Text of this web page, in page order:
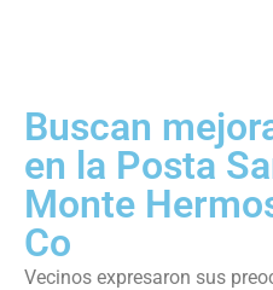
Buscan
en la Posta
Monte
Co
Vecinos expresaron sus